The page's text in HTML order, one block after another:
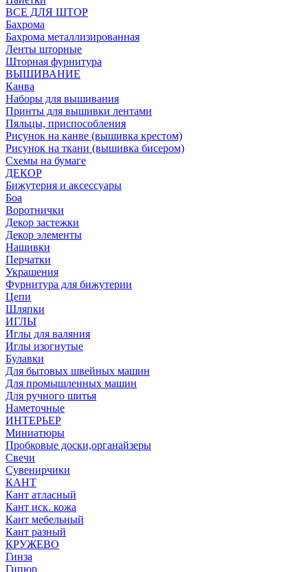
ВСЕ ДЛЯ ШТОР
Бахрома
Бахрома металлизированная
Ленты шторные
Шторная фурнитура
ВЫШИВАНИЕ
Канва
Наборы для вышивания
Принты для вышивки лентами
Пяльцы, приспособления
Рисунок на канве (вышивка крестом)
Рисунок на ткани (вышивка бисером)
Схемы на бумаге
ДЕКОР
Бижутерия и аксессуары
Боа
Воротнички
Декор застежки
Декор элементы
Нашивки
Перчатки
Украшения
Фурнитура для бижутерии
Цепи
Шляпки
ИГЛЫ
Иглы для валяния
Иглы изогнутые
Булавки
Для бытовых швейных машин
Для промышленных машин
Для ручного шитья
Наметочные
ИНТЕРЬЕР
Миниатюры
Пробковые доски,органайзеры
Свечи
Сувенирчики
КАНТ
Кант атласный
Кант иск. кожа
Кант мебельный
Кант разный
КРУЖЕВО
Гинза
Гипюр